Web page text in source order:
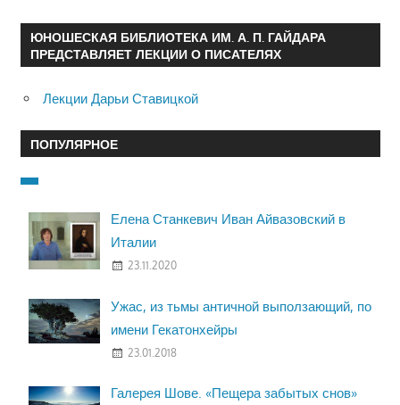
ЮНОШЕСКАЯ БИБЛИОТЕКА ИМ. А. П. ГАЙДАРА
ПРЕДСТАВЛЯЕТ ЛЕКЦИИ О ПИСАТЕЛЯХ
Лекции Дарьи Ставицкой
ПОПУЛЯРНОЕ
Елена Станкевич Иван Айвазовский в
Италии
23.11.2020
Ужас, из тьмы античной выползающий, по
имени Гекатонхейры
23.01.2018
Галерея Шове. «Пещера забытых снов»